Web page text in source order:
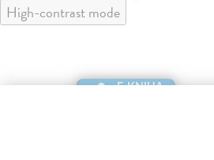
High-contrast mode
E-KNIHA